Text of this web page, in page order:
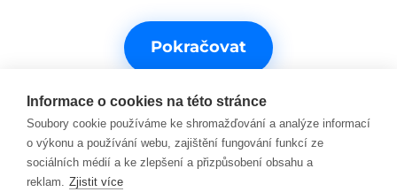
Pokračovat
Informace o cookies na této stránce
Soubory cookie používáme ke shromažďování a analýze informací
o výkonu a používání webu, zajištění fungování funkcí ze
sociálních médií a ke zlepšení a přizpůsobení obsahu a
reklam. Zjistit více